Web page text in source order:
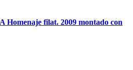
filat. 2009 montado con